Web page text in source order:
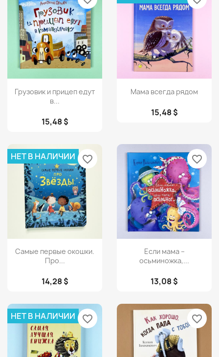
Просмотр
Грузовик и прицеп едут
в...
15,48 $
Просмотр
Мама всегда рядом
15,48 $
 Просмотр
Самые первые окошки.
Про...
14,28 $
НЕТ В НАЛИЧИИ favorite_border
Просмотр
Если мама –
осьминожка,...
13,08 $
favorite_border
НЕТ В НАЛИЧИИ favorite_border favorite_border